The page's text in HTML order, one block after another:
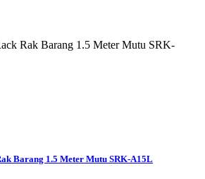
Barang 1.5 Meter Mutu SRK-A15L